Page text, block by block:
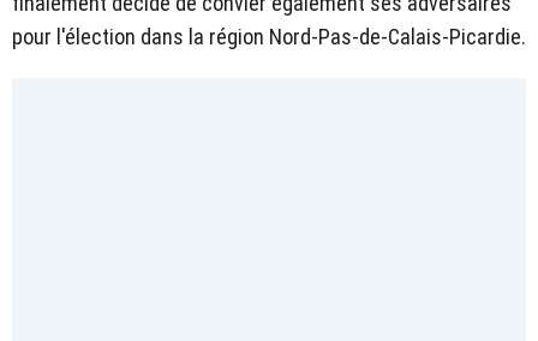
pour l'élection dans la région Nord-Pas-de-Calais-Picardie.